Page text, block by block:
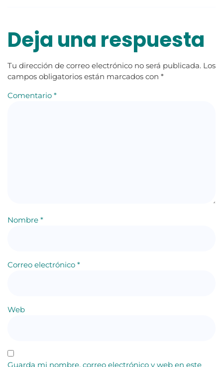
Deja una respuesta
Tu dirección de correo electrónico no será publicada. Los
campos obligatorios están marcados con *
Comentario *
Nombre *
Correo electrónico *
Web
Guarda mi nombre, correo electrónico y web en este